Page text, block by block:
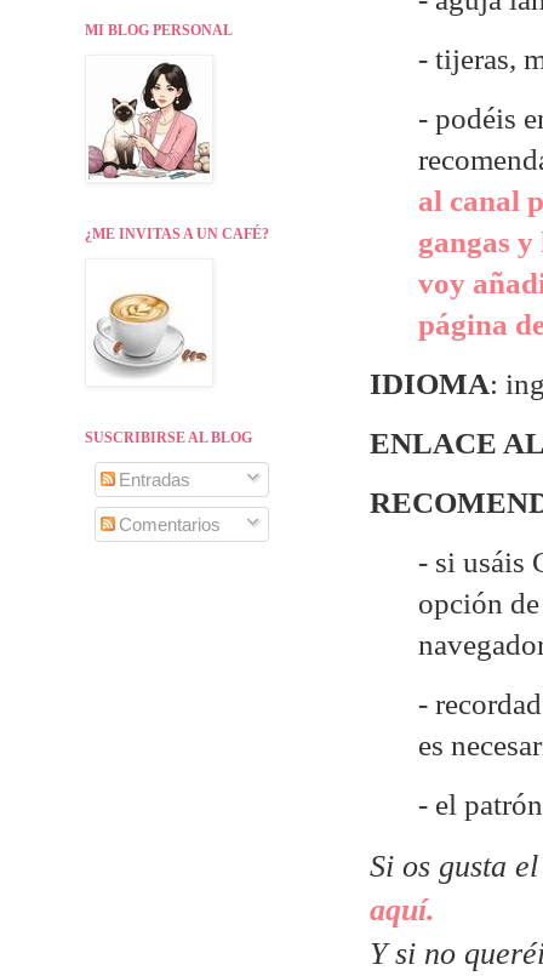
- tijeras,
- podéis
al canal
gangas
voy
página
IDIOMA:
ENLACE
- si usáis
opción
-
es
- el
Si os gusta
aquí.
Y si no
MI BLOG PERSONAL
¿ME INVITAS A UN CAFÉ?
SUSCRIBIRSE AL BLOG
Entradas
Comentarios